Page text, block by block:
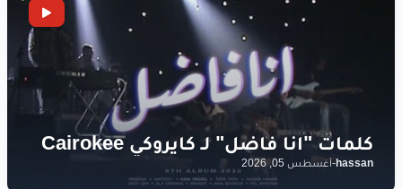
hassan
-أغسطس 05, 2026